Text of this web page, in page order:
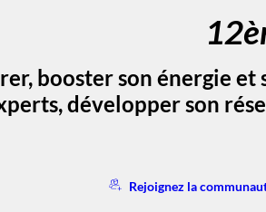
booster son énergie
développer son
Rejoignez la